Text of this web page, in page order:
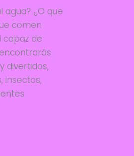
agua? ¿O que
comen
capaz de
divertidos,
insectos,